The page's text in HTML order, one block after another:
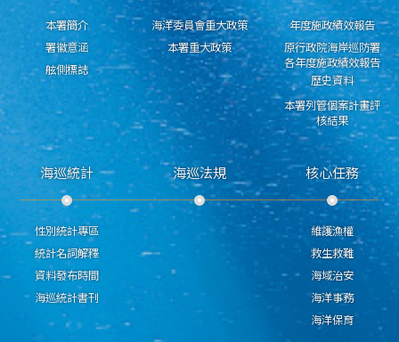
本署簡介
署徽意涵
舷側標誌
海洋委員會重大政策
本署重大政策
年度施政績效報告
原行政院海岸巡防署
各年度施政績效報告
歷史資料
本署列管個案計畫評
核結果
海巡統計
性別統計專區
統計名詞解釋
資料發布時間
海巡統計書刊
海巡法規 核心任務
維護漁權
救生救難
海域治安
海洋事務
海洋保育